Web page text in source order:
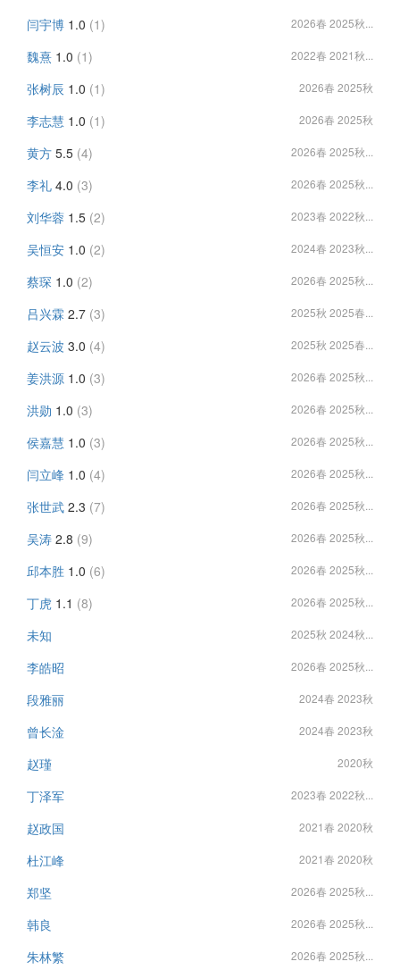
闫宇博 1.0 (1) 2026春 2025秋...
魏熹 1.0 (1) 2022春 2021秋...
张树辰 1.0 (1) 2026春 2025秋
李志慧 1.0 (1) 2026春 2025秋
黄方 5.5 (4) 2026春 2025秋...
李礼 4.0 (3) 2026春 2025秋...
刘华蓉 1.5 (2) 2023春 2022秋...
吴恒安 1.0 (2) 2024春 2023秋...
蔡琛 1.0 (2) 2026春 2025秋...
吕兴霖 2.7 (3) 2025秋 2025春...
赵云波 3.0 (4) 2025秋 2025春...
姜洪源 1.0 (3) 2026春 2025秋...
洪勋 1.0 (3) 2026春 2025秋...
侯嘉慧 1.0 (3) 2026春 2025秋...
闫立峰 1.0 (4) 2026春 2025秋...
张世武 2.3 (7) 2026春 2025秋...
吴涛 2.8 (9) 2026春 2025秋...
邱本胜 1.0 (6) 2026春 2025秋...
丁虎 1.1 (8) 2026春 2025秋...
未知 2025秋 2024秋...
李皓昭 2026春 2025秋...
段雅丽 2024春 2023秋
曾长淦 2024春 2023秋
赵瑾 2020秋
丁泽军 2023春 2022秋...
赵政国 2021春 2020秋
杜江峰 2021春 2020秋
郑坚 2026春 2025秋...
韩良 2026春 2025秋...
朱林繁 2026春 2025秋...